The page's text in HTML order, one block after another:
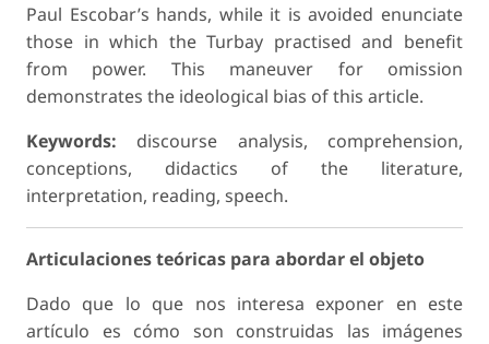
Paul Escobar’s hands, while it is avoided enunciate
those in which the Turbay practised and benefit
from power. This maneuver for omission
demonstrates the ideological bias of this article.
Keywords: discourse analysis, comprehension,
conceptions, didactics of the literature,
interpretation, reading, speech.
Articulaciones teóricas para abordar el objeto
Dado que lo que nos interesa exponer en este
artículo es cómo son construidas las imágenes